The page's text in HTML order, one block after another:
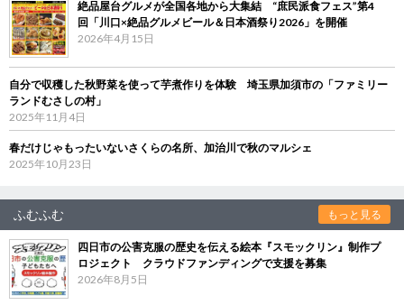
絶品屋台グルメが全国各地から大集結 “庶民派食フェス”第4
回「川口×絶品グルメビール＆日本酒祭り2026」を開催
2026年4月15日
自分で収穫した秋野菜を使って芋煮作りを体験 埼玉県加須市の「ファミリー
ランドむさしの村」
2025年11月4日
春だけじゃもったいないさくらの名所、加治川で秋のマルシェ
2025年10月23日
ふむふむ もっと見る
四日市の公害克服の歴史を伝える絵本『スモックリン』制作プ
ロジェクト クラウドファンディングで支援を募集
2026年8月5日